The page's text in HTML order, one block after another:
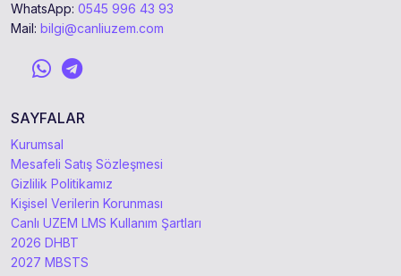
WhatsApp: 0545 996 43 93
Mail: bilgi@canliuzem.com
SAYFALAR
Kurumsal
Mesafeli Satış Sözleşmesi
Gizlilik Politikamız
Kişisel Verilerin Korunması
Canlı UZEM LMS Kullanım Şartları
2026 DHBT
2027 MBSTS